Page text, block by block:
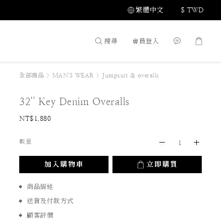
繁體中文 $ TWD
搜尋 會員登入
全部商品 > MAN'S WEAR > Jumpsuit & overalls
32'' Key Denim Overalls
NT$1,880
數量
加入購物車 立即購買
商品描述
送貨及付款方式
顧客評價